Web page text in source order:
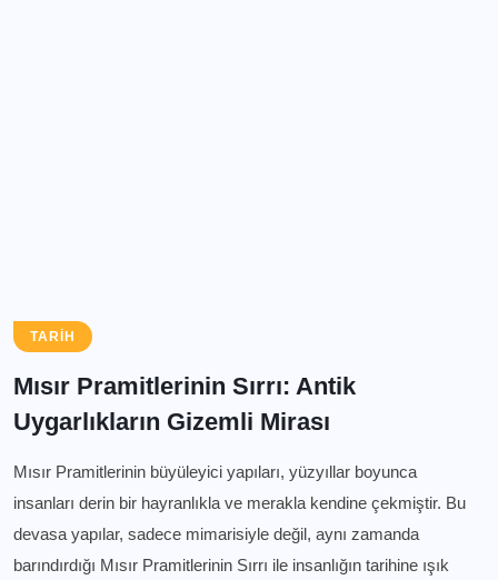
TARIH
Mısır Pramitlerinin Sırrı: Antik
Uygarlıkların Gizemli Mirası
Mısır Pramitlerinin büyüleyici yapıları, yüzyıllar boyunca
insanları derin bir hayranlıkla ve merakla kendine çekmiştir. Bu
devasa yapılar, sadece mimarisiyle değil, aynı zamanda
barındırdığı Mısır Pramitlerinin Sırrı ile insanlığın tarihine ışık